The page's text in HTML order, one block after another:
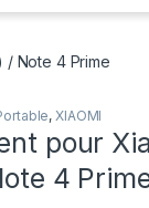
/ Note 4 Prime
, XIAOMI
pour
4